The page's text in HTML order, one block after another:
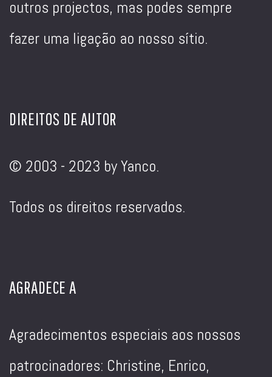
outros projectos, mas podes sempre
fazer uma ligação ao nosso sítio.
DIREITOS DE AUTOR
© 2003 - 2023 by Yanco.
Todos os direitos reservados.
AGRADECE A
Agradecimentos especiais aos nossos
patrocinadores: Christine, Enrico,